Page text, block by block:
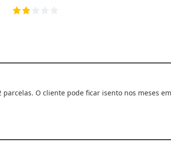
O cliente pode ficar isento nos meses